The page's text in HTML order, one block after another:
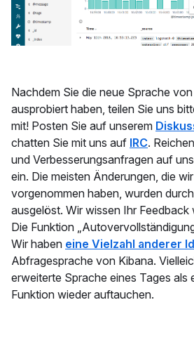
Nachdem Sie die neue Sprache
ausprobiert haben, teilen Sie uns
mit! Posten Sie auf unserem
chatten Sie mit uns auf IRC.
und Verbesserungsanfragen auf
ein. Die meisten Änderungen, die
vorgenommen haben, wurden
ausgelöst. Wir wissen Ihr
Die Funktion
Wir haben eine Vielzahl anderer
Abfragesprache von Kibana.
erweiterte Sprache eines Tages als
Funktion wieder auftauchen.